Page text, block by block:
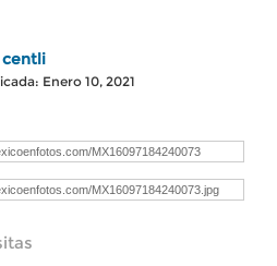
centli
Enero 10, 2021